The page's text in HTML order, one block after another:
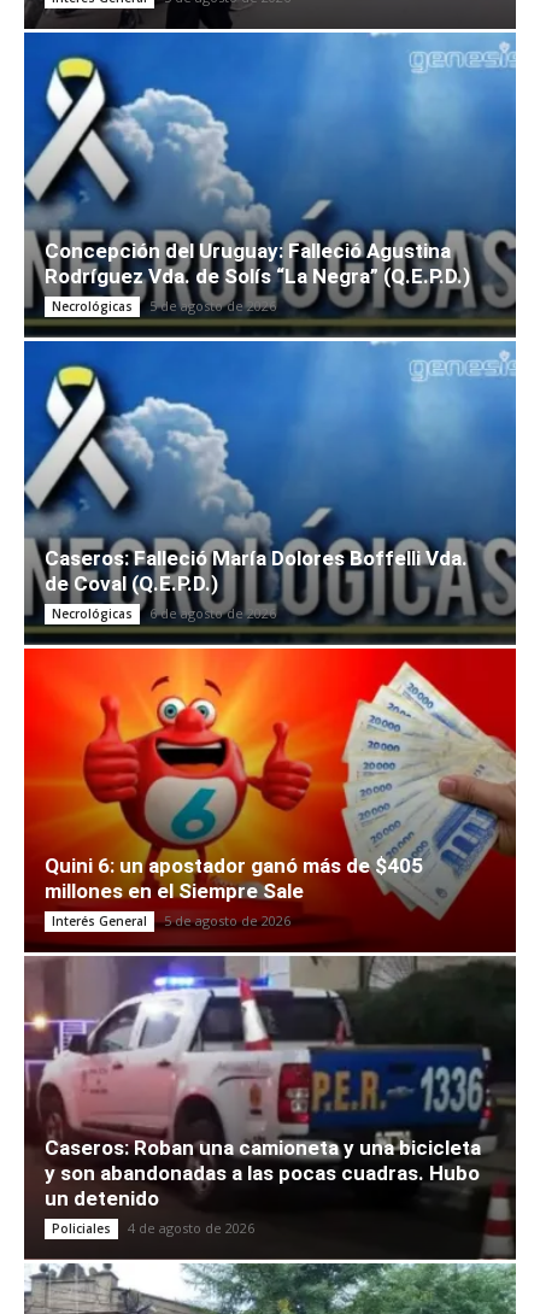
Concepción del Uruguay: Falleció Agustina
Rodríguez Vda. de Solís “La Negra” (Q.E.P.D.)
Necrológicas 5 de agosto de 2026
Caseros: Falleció María Dolores Boffelli Vda.
de Coval (Q.E.P.D.)
Necrológicas 6 de agosto de 2026
Quini 6: un apostador ganó más de $405
millones en el Siempre Sale
Interés General 5 de agosto de 2026
Caseros: Roban una camioneta y una bicicleta
y son abandonadas a las pocas cuadras. Hubo
un detenido
Policiales 4 de agosto de 2026